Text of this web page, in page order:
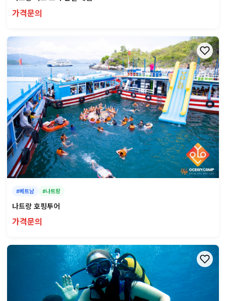
가격문의
#베트남 #나트랑
나트랑 호핑투어
가격문의